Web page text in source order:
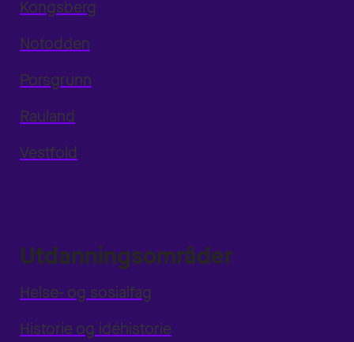
Kongsberg
Notodden
Porsgrunn
Rauland
Vestfold
Utdanningsområder
Helse- og sosialfag
Historie og idéhistorie